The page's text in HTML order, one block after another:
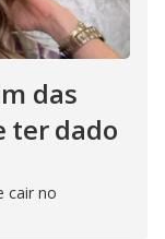
das
ter dado
cair no